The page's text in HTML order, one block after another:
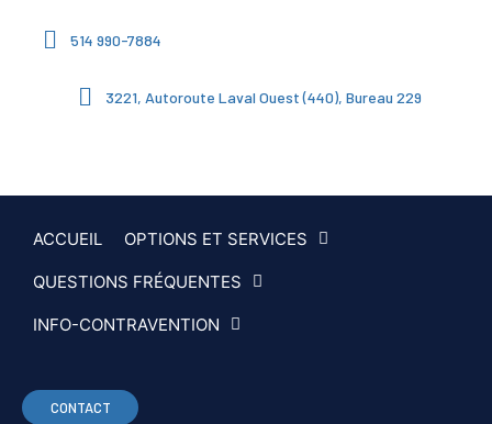
514 990-7884
3221, Autoroute Laval Ouest (440), Bureau 229
ACCUEIL OPTIONS ET SERVICES
QUESTIONS FRÉQUENTES
INFO-CONTRAVENTION
CONTACT